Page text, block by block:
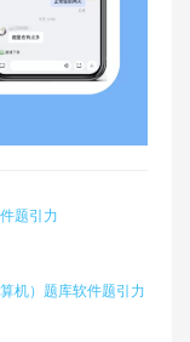
题引力
机）题库软件题引力